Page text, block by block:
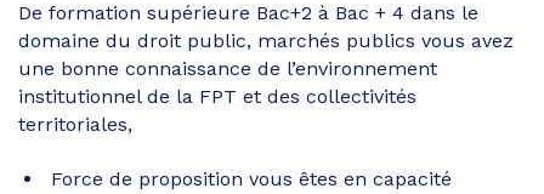
De formation supérieure Bac+2 à Bac + 4 dans le
domaine du droit public, marchés publics vous avez
une bonne connaissance de l’environnement
institutionnel de la FPT et des collectivités
territoriales,
Force de proposition vous êtes en capacité